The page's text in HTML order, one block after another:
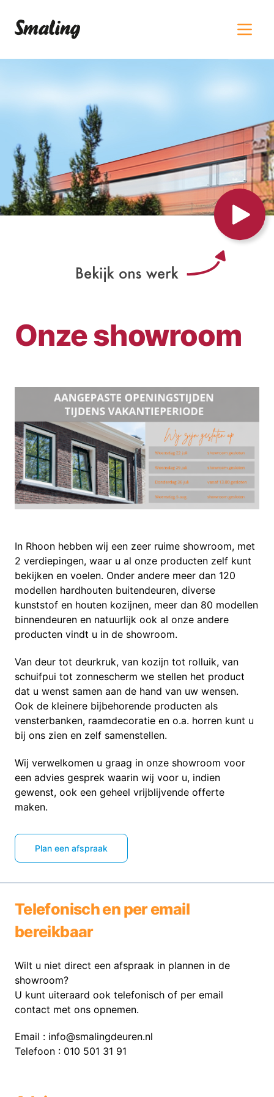
Onze showroom
In Rhoon hebben wij een zeer ruime showroom, met
2 verdiepingen, waar u al onze producten zelf kunt
bekijken en voelen. Onder andere meer dan 120
modellen hardhouten buitendeuren, diverse
kunststof en houten kozijnen, meer dan 80 modellen
binnendeuren en natuurlijk ook al onze andere
producten vindt u in de showroom.
Van deur tot deurkruk, van kozijn tot rolluik, van
schuifpui tot zonnescherm we stellen het product
dat u wenst samen aan de hand van uw wensen.
Ook de kleinere bijbehorende producten als
vensterbanken, raamdecoratie en o.a. horren kunt u
bij ons zien en zelf samenstellen.
Wij verwelkomen u graag in onze showroom voor
een advies gesprek waarin wij voor u, indien
gewenst, ook een geheel vrijblijvende offerte
maken.
Plan een afspraak
Telefonisch en per email
bereikbaar
Wilt u niet direct een afspraak in plannen in de
showroom?
U kunt uiteraard ook telefonisch of per email
contact met ons opnemen.
Email : info@smalingdeuren.nl
Telefoon : 010 501 31 91